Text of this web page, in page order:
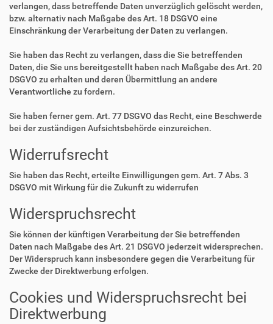
verlangen, dass betreffende Daten unverzüglich gelöscht werden,
bzw. alternativ nach Maßgabe des Art. 18 DSGVO eine
Einschränkung der Verarbeitung der Daten zu verlangen.
Sie haben das Recht zu verlangen, dass die Sie betreffenden
Daten, die Sie uns bereitgestellt haben nach Maßgabe des Art. 20
DSGVO zu erhalten und deren Übermittlung an andere
Verantwortliche zu fordern.
Sie haben ferner gem. Art. 77 DSGVO das Recht, eine Beschwerde
bei der zuständigen Aufsichtsbehörde einzureichen.
Widerrufsrecht
Sie haben das Recht, erteilte Einwilligungen gem. Art. 7 Abs. 3
DSGVO mit Wirkung für die Zukunft zu widerrufen
Widerspruchsrecht
Sie können der künftigen Verarbeitung der Sie betreffenden
Daten nach Maßgabe des Art. 21 DSGVO jederzeit widersprechen.
Der Widerspruch kann insbesondere gegen die Verarbeitung für
Zwecke der Direktwerbung erfolgen.
Cookies und Widerspruchsrecht bei
Direktwerbung